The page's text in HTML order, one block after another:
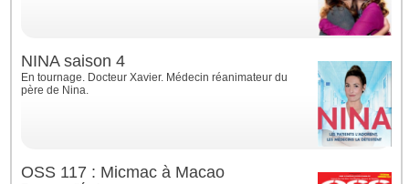
NINA saison 4
En tournage. Docteur Xavier. Médecin réanimateur du
père de Nina.
OSS 117 : Micmac à Macao